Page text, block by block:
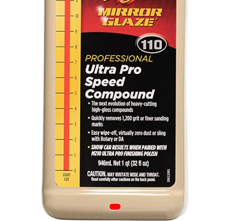
Tapiterii | Textile | Piele
Bord | Plastice Interioare
Parfumuri | Odorizante
CEARA | SEALANT |
TRATAMENTE HIDROFOBE
PROTECTIE | COATING CERAMIC
POLISH | SLEFUIRE | BURETI
LAVETE | PROSOAPE
ACCESORII | ECHIPAMENTE |